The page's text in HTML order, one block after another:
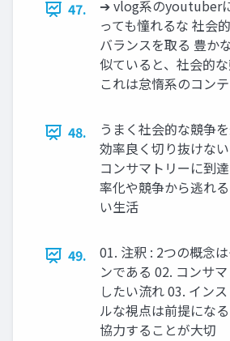
47.
➔ vlog系のyoutuber
っても憧れるな 社会
バランスを取る 豊か
似ていると、社会的
これは怠惰系のコン
48.
うまく社会的な競争を
効率良く切り抜けな
コンサマトリーに到
率化や競争から逃れ
い生活
49.
01. 注釈 : 2つの概念
ンである 02. コンサ
したい流れ 03. イン
ルな視点は前提にな
協力することが大切